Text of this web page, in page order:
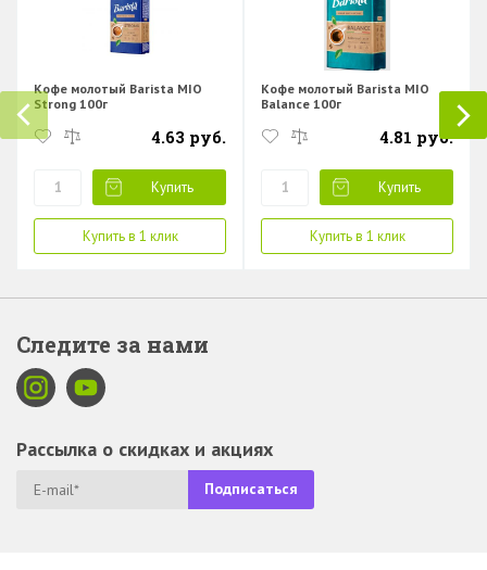
Кофе молотый Barista MIO
Strong 100г
4.63 руб.
Купить
Купить в 1 клик
Кофе молотый Barista MIO
Balance 100г
4.81 руб.
Купить
Купить в 1 клик
Следите за нами
Рассылка о скидках и акциях